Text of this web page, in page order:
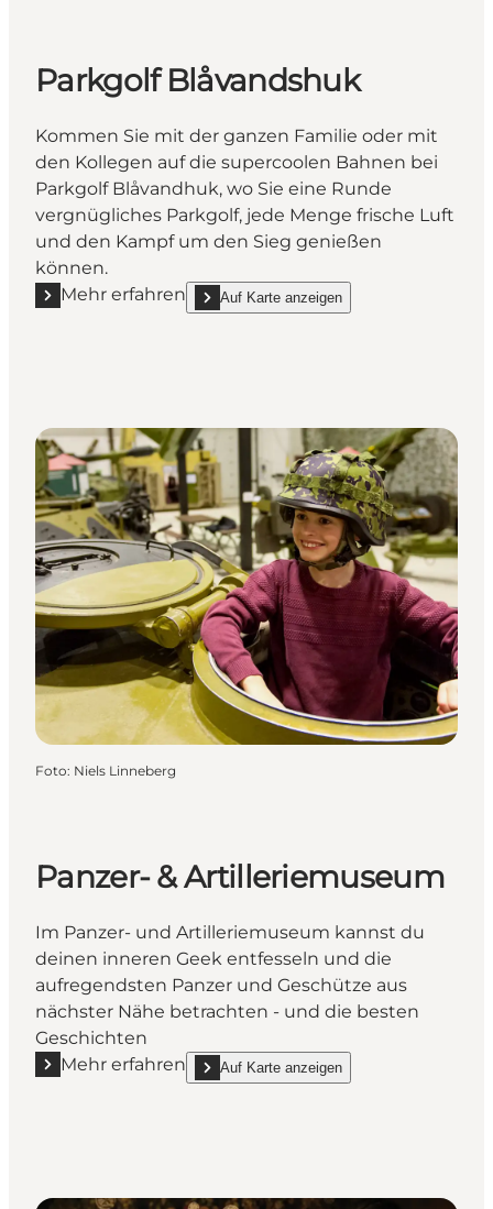
Parkgolf Blåvandshuk
Kommen Sie mit der ganzen Familie oder mit
den Kollegen auf die supercoolen Bahnen bei
Parkgolf Blåvandhuk, wo Sie eine Runde
vergnügliches Parkgolf, jede Menge frische Luft
und den Kampf um den Sieg genießen
können.
Mehr erfahren
Mehr erfahren "Parkgolf Blåvandshuk"
Auf Karte anzeigen
show Parkgolf Blåvandshuk on_map
Foto: Niels Linneberg
Panzer- & Artilleriemuseum
Im Panzer- und Artilleriemuseum kannst du
deinen inneren Geek entfesseln und die
aufregendsten Panzer und Geschütze aus
nächster Nähe betrachten - und die besten
Geschichten
Mehr erfahren
Mehr erfahren "Panzer- & Artilleriemuseum"
Auf Karte anzeigen
show Panzer- & Artilleriemuseum on_map